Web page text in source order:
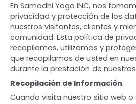
En Samadhi Yoga INC, nos
privacidad y protección de los
nuestros visitantes, clientes y
comunidad. Esta política de
recopilamos, utilizamos y
que recopilamos de usted en
durante la prestación de
Recopilación de Información
Cuando visita nuestro sitio web